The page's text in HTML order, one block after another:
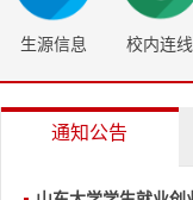
生源信息 校内连线
通知公告